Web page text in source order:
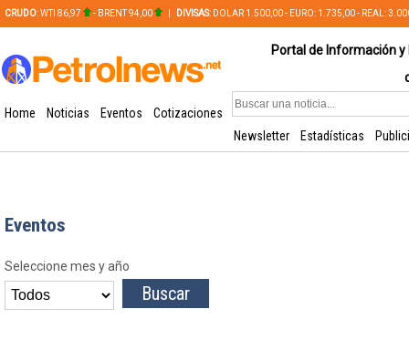
CRUDO: WTI 86,97 - BRENT 94,00 DIVISAS: DOLAR 1.500,00 - EURO: 1.735,00 - REAL:
Portal de Información
Home Noticias Eventos
Cotizaciones
Newsletter
Estadísticas
Eventos
Seleccione mes y año